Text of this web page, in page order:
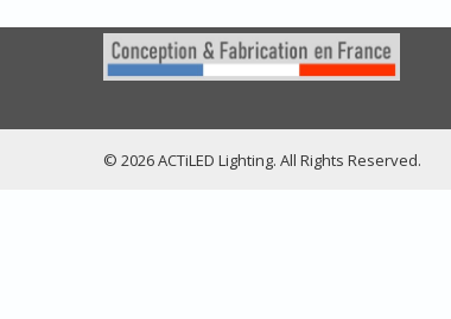
© 2026 ACTiLED Lighting. All Rights Reserved.